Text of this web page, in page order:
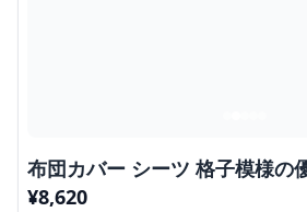
布団カバー シーツ 格子模様の
¥8,620